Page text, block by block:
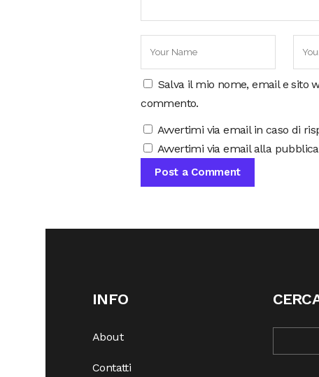
Salva il mio nome, email e sito
commento.
Avvertimi via email in caso di
Avvertimi via email alla
INFO
About
Contatti